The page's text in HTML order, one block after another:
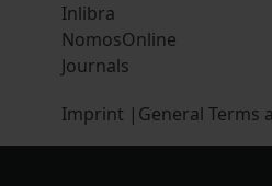
Inlibra
NomosOnline
Journals
Imprint | General Terms